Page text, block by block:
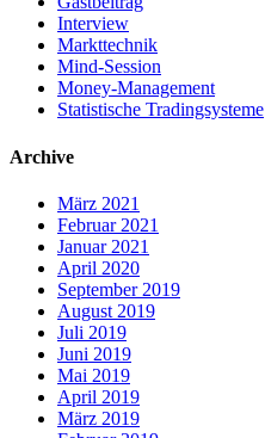
Interview
Markttechnik
Mind-Session
Money-Management
Statistische Tradingsysteme
Archive
März 2021
Februar 2021
Januar 2021
April 2020
September 2019
August 2019
Juli 2019
Juni 2019
Mai 2019
April 2019
März 2019